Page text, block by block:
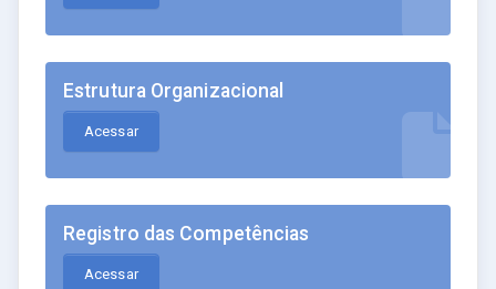
Estrutura Organizacional
Acessar
Registro das Competências
Acessar